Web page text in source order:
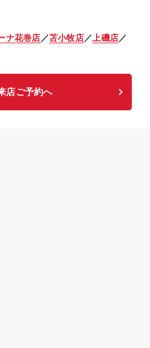
ナ花巻店 ／苫小牧店／ 上磯店／
店ご予約へ